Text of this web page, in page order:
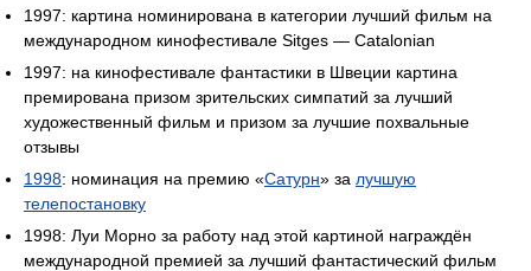
1997: картина номинирована в категории лучший фильм на
международном кинофестивале Sitges — Catalonian
1997: на кинофестивале фантастики в Швеции картина
премирована призом зрительских симпатий за лучший
художественный фильм и призом за лучшие похвальные
отзывы
1998: номинация на премию «Сатурн» за лучшую
телепостановку
1998: Луи Морно за работу над этой картиной награждён
международной премией за лучший фантастический фильм